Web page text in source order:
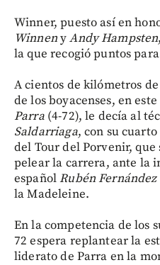
Winner, puesto así en
WinnenyAndy Hampsten
la que recogió puntos
A cientos de kilómetros
de los boyacenses, en
Parra (4-72), le decía al
Saldarriaga, con su
del Tour del Porvenir, que
pelear la carrera, ante la
españolRubén Fernández
la Madeleine.
En la competencia de los
72 espera replantear la
liderato de Parra en la